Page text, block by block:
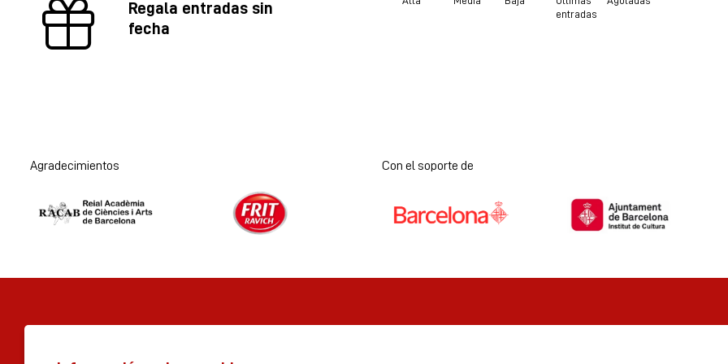
Regala entradas sin
fecha
entradas
Agradecimientos Con el soporte de